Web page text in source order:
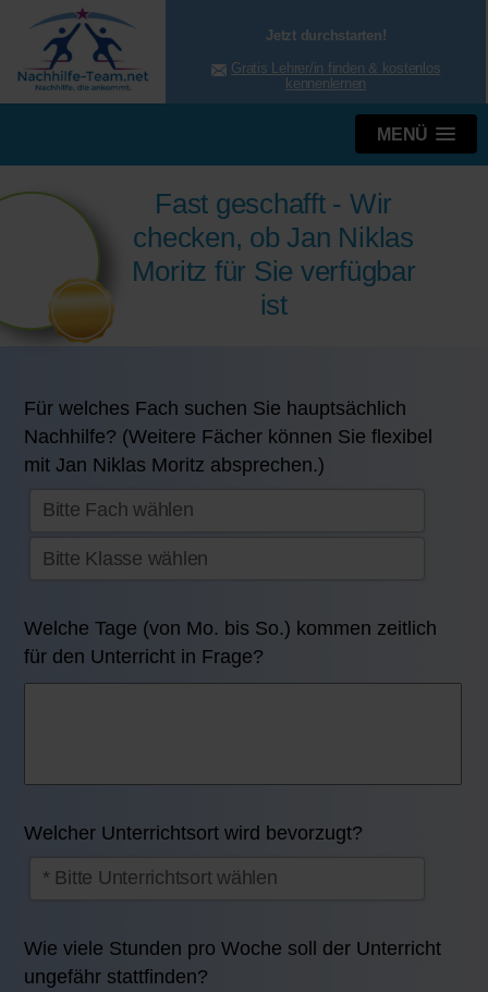
Jetzt durchstarten!
Gratis Lehrer/in finden & kostenlos
kennenlernen
MENÜ
Fast geschafft - Wir
checken, ob Jan Niklas
Moritz für Sie verfügbar
ist
Für welches Fach suchen Sie hauptsächlich
Nachhilfe? (Weitere Fächer können Sie flexibel
mit Jan Niklas Moritz absprechen.)
Welche Tage (von Mo. bis So.) kommen zeitlich
für den Unterricht in Frage?
Welcher Unterrichtsort wird bevorzugt?
Wie viele Stunden pro Woche soll der Unterricht
ungefähr stattfinden?